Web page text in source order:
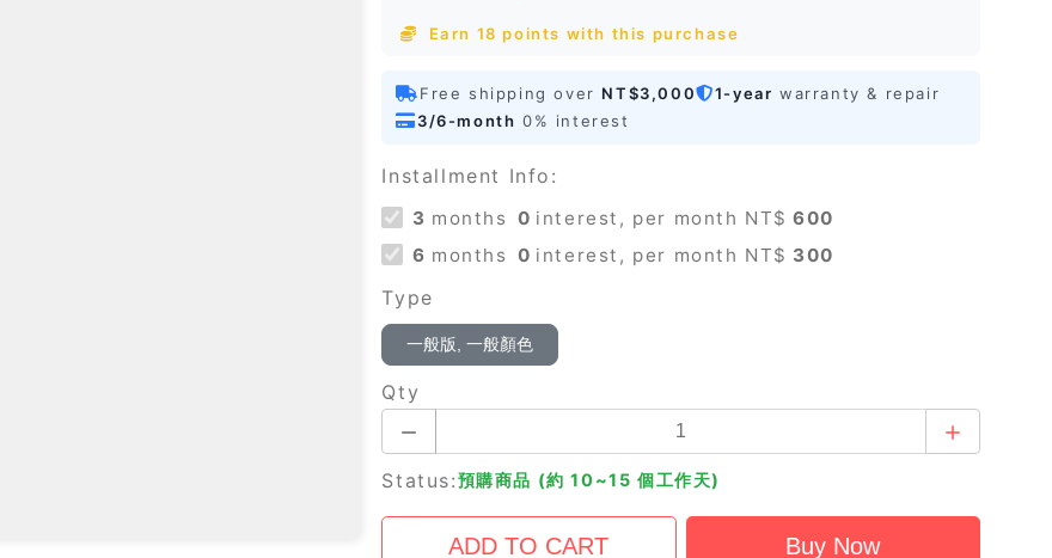
Earn 18 points with this purchase
Free shipping over NT$3,000 1-year warranty & repair
3/6-month 0% interest
Installment Info:
3 months 0 interest, per month NT$ 600
6 months 0 interest, per month NT$ 300
Type
一般版, 一般顏色
Qty
Status:預購商品 (約 10~15 個工作天)